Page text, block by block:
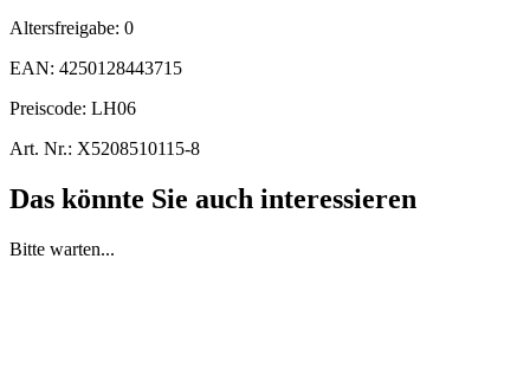
Altersfreigabe: 0
EAN: 4250128443715
Preiscode: LH06
Art. Nr.: X5208510115-8
Das könnte Sie auch interessieren
Bitte warten...